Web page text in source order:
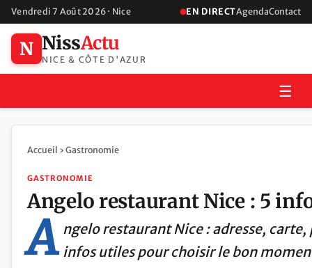
Vendredi 7 Août 2026 · Nice EN DIRECTAgendaContact
N NissActu
NICE & CÔTE D'AZUR
☰
Accueil › Gastronomie
GASTRONOMIE
Angelo restaurant Nice : 5
A ngelo restaurant Nice : adresse,
infos utiles pour choisir le bon